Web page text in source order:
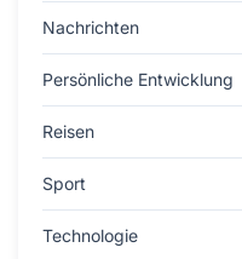
Nachrichten
Persönliche Entwicklung
Reisen
Sport
Technologie